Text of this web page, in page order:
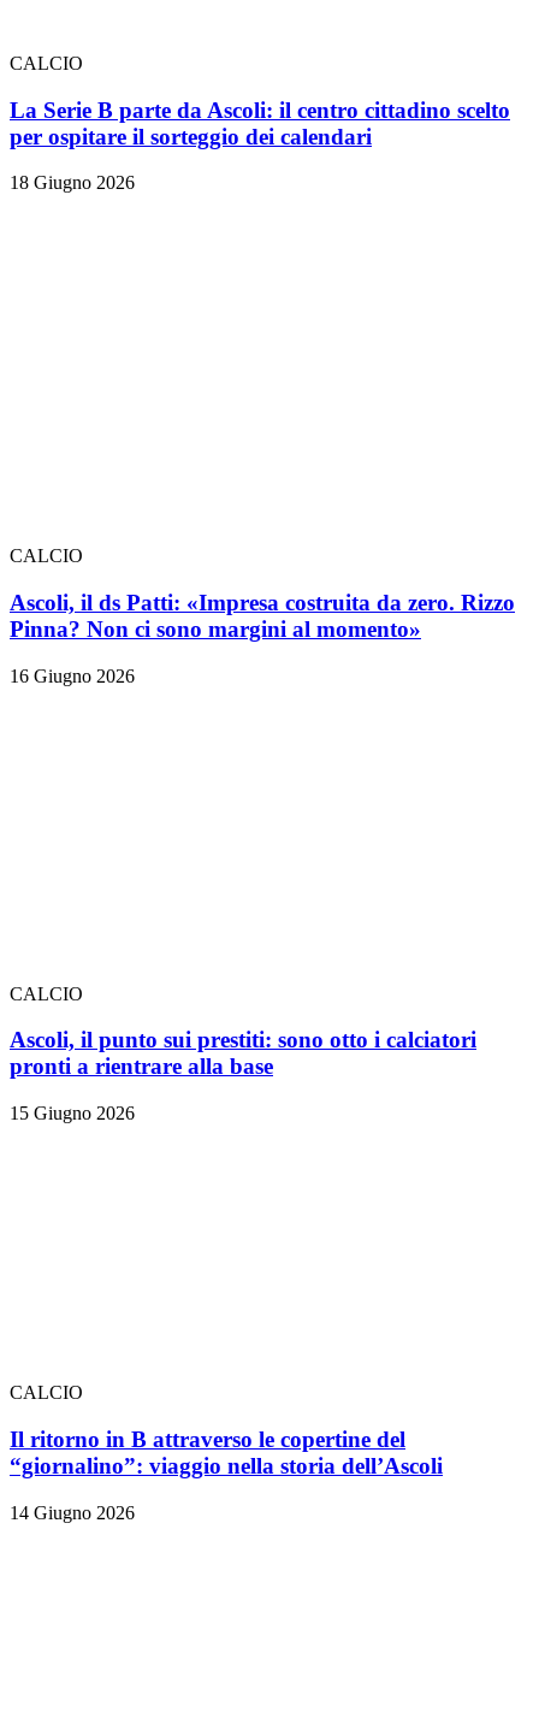
CALCIO
La Serie B parte da Ascoli: il centro cittadino scelto
per ospitare il sorteggio dei calendari
18 Giugno 2026
CALCIO
Ascoli, il ds Patti: «Impresa costruita da zero. Rizzo
Pinna? Non ci sono margini al momento»
16 Giugno 2026
CALCIO
Ascoli, il punto sui prestiti: sono otto i calciatori
pronti a rientrare alla base
15 Giugno 2026
CALCIO
Il ritorno in B attraverso le copertine del
“giornalino”: viaggio nella storia dell’Ascoli
14 Giugno 2026